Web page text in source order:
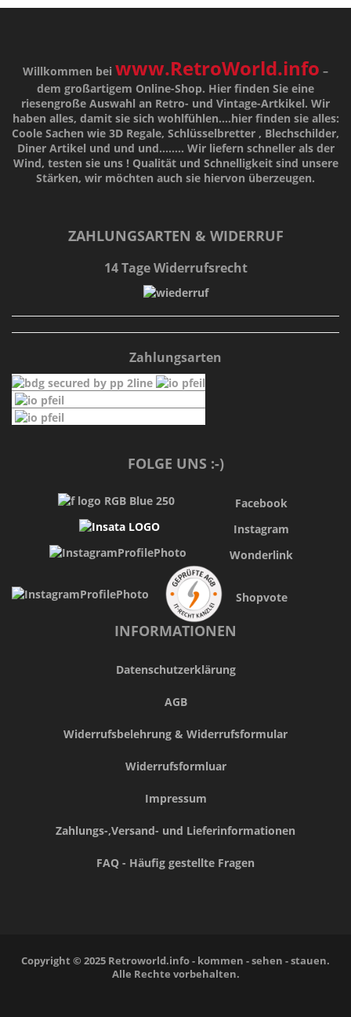
Willkommen bei www.RetroWorld.info –
dem großartigem Online-Shop. Hier finden Sie eine
riesengroße Auswahl an Retro- und Vintage-Artkikel. Wir
haben alles, damit sie sich wohlfühlen....hier finden sie alles:
Coole Sachen wie 3D Regale, Schlüsselbretter , Blechschilder,
Diner Artikel und und und........ Wir liefern schneller als der
Wind, testen sie uns ! Qualitätund Schnelligkeitsind unsere
Stärken, wir möchten auch sie hiervon überzeugen.
ZAHLUNGSARTEN & WIDERRUF
14 Tage Widerrufsrecht
Zahlungsarten
FOLGE UNS :-)
Facebook
Instagram
Wonderlink
Shopvote
INFORMATIONEN
Datenschutzerklärung
AGB
Widerrufsbelehrung & Widerrufsformular
Widerrufsformluar
Impressum
Zahlungs-,Versand- und Lieferinformationen
FAQ - Häufig gestellte Fragen
Copyright © 2025 Retroworld.info - kommen - sehen - stauen.
Alle Rechte vorbehalten.